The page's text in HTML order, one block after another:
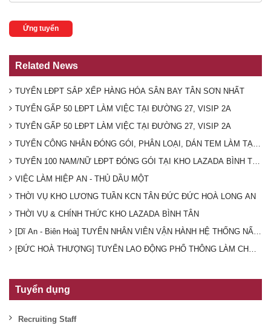
Ứng tuyển
Related News
TUYỂN LĐPT SẮP XẾP HÀNG HÓA SÂN BAY TÂN SƠN NHẤT
TUYỂN GẤP 50 LĐPT LÀM VIỆC TẠI ĐƯỜNG 27, VISIP 2A
TUYỂN GẤP 50 LĐPT LÀM VIỆC TẠI ĐƯỜNG 27, VISIP 2A
TUYỂN CÔNG NHÂN ĐÓNG GÓI, PHÂN LOẠI, DÁN TEM LÀM TẠI
TUYỂN 100 NAM/NỮ LĐPT ĐÓNG GÓI TẠI KHO LAZADA BÌNH TÂN
VIỆC LÀM HIỆP AN - THỦ DẦU MỘT
THỜI VỤ KHO LƯƠNG TUẦN KCN TÂN ĐỨC ĐỨC HOÀ LONG AN
THỜI VỤ & CHÍNH THỨC KHO LAZADA BÌNH TÂN
[Dĩ An - Biên Hoà] TUYỂN NHÂN VIÊN VẬN HÀNH HỆ THỐNG NẤU
[ĐỨC HOÀ THƯỢNG] TUYỂN LAO ĐỘNG PHỔ THÔNG LÀM CHO
Tuyển dụng
Recruiting Staff